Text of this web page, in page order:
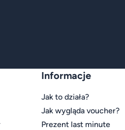
Informacje
Jak to działa?
Jak wygląda voucher?
Prezent last minute